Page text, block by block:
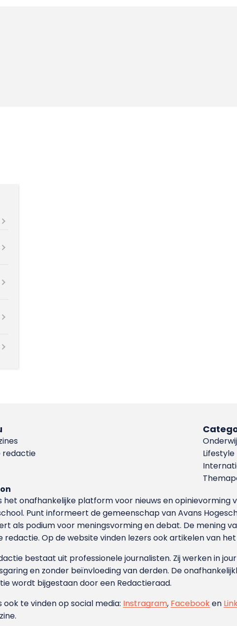
redactie
Lifestyle
het onafhankelijke platform voor nieuws en
Punt informeert de gemeenschap van Avans
als podium voor meningsvorming en debat. De mening
redactie. Op de website vinden lezers ook artikelen van
bestaat uit professionele journalisten. Zij werken in
en zonder beïnvloeding van derden. De
wordt bijgestaan door een Redactieraad.
ook te vinden op social media: Instragram, Facebooken